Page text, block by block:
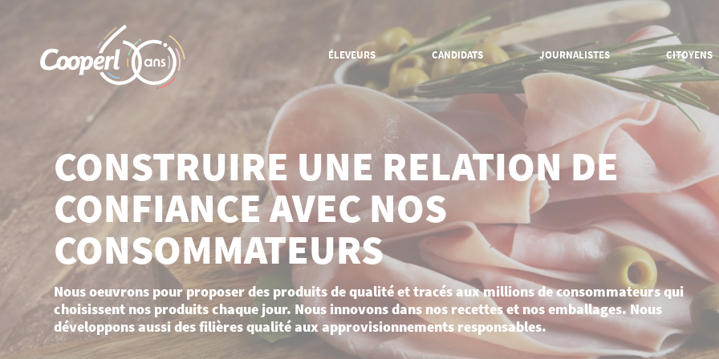
ÉLEVEURS CANDIDATS JOURNALISTES CITOYENS
CONNAÎTRE LA COOPÉRATIVE
Ancrage local
International
Organisation et gouvernance
EN SAVOIR PLUS SUR NOS
MÉTIERS
Groupement d'éleveurs porcs
Groupement d'éleveurs bovins
Nutrition
COMPRENDRE NOS
ENGAGEMENTS
Rendre l'agriculture durable
Produire dans le respect des
animaux et de l'environnement
Construire une relation de
confiance avec nos
consommateurs
Valoriser les talents et les
savoir-faire
DÉCOUVRIR NOTRE
DYNAMIQUE
Innovation pour une
durable et performante
Innovation pour produire
le respect des animaux et de
Innovation pour construire
relation de confiance avec les
consommateurs
Innovation pour valoriser les
talents et savoir-faire des
salariés
CONSTRUIRE UNE RELATION DE
CONFIANCE AVEC NOS
CONSOMMATEURS
Nous oeuvrons pour proposer des produits de qualité et tracés aux millions de consommateurs qui
choisissent nos produits chaque jour. Nous innovons dans nos recettes et nos emballages. Nous
développons aussi des filières qualité aux approvisionnements responsables.